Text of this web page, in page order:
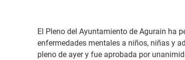
El Pleno del Ayuntamiento de Agurain ha
enfermedades mentales a niños, niñas y
pleno de ayer y fue aprobada por